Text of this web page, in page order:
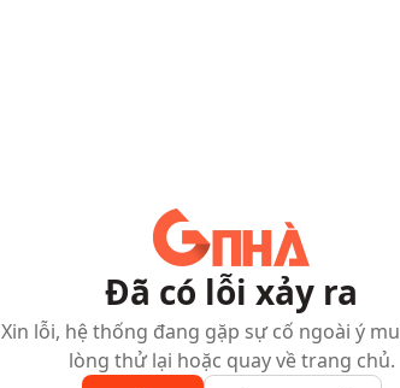
Đã có lỗi xảy ra
Xin lỗi, hệ thống đang gặp sự cố ngoài ý
lòng thử lại hoặc quay về trang chủ.